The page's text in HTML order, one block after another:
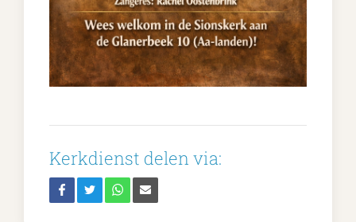
Kerkdienst delen via: